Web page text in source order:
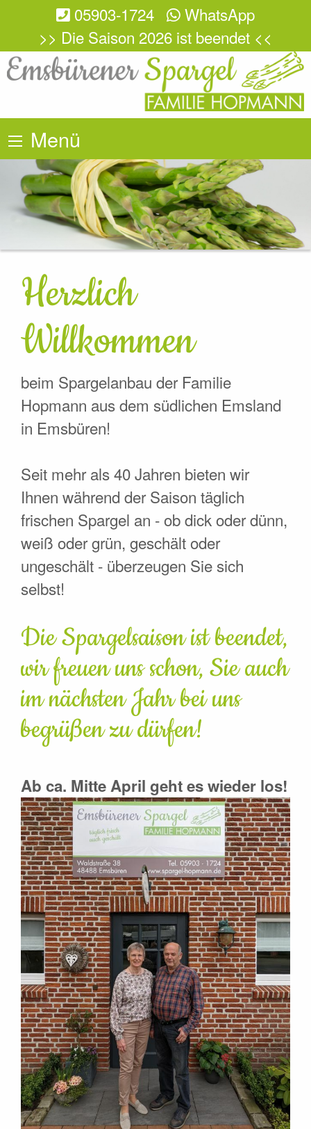
05903-1724
WhatsApp
>> Die Saison 2026 ist beendet <<
Menü
Herzlich
Willkommen
beim Spargelanbau der Familie
Hopmann aus dem südlichen Emsland
in Emsbüren!
Seit mehr als 40 Jahren bieten wir
Ihnen während der Saison täglich
frischen Spargel an - ob dick oder dünn,
weiß oder grün, geschält oder
ungeschält - überzeugen Sie sich
selbst!
Die Spargelsaison ist beendet,
wir freuen uns schon, Sie auch
im nächsten Jahr bei uns
begrüßen zu dürfen!
Ab ca. Mitte April geht es wieder los!